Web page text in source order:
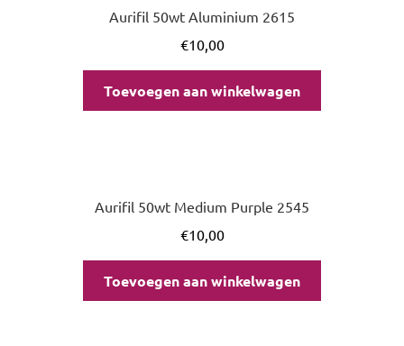
Aurifil 50wt Aluminium 2615
€10,00
Toevoegen aan winkelwagen
Aurifil 50wt Medium Purple 2545
€10,00
Toevoegen aan winkelwagen